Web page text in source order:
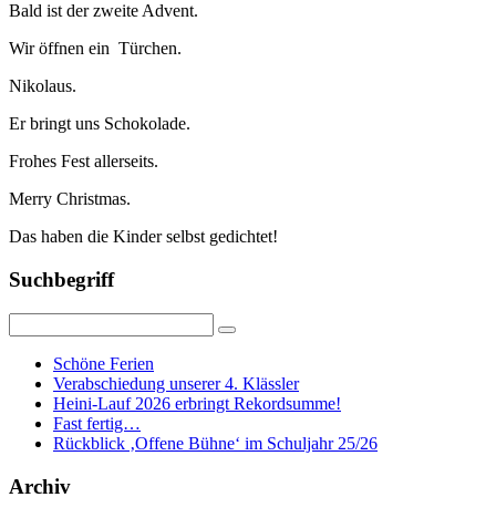
Bald ist der zweite Advent.
Wir öffnen ein Türchen.
Nikolaus.
Er bringt uns Schokolade.
Frohes Fest allerseits.
Merry Christmas.
Das haben die Kinder selbst gedichtet!
Suchbegriff
Schöne Ferien
Verabschiedung unserer 4. Klässler
Heini-Lauf 2026 erbringt Rekordsumme!
Fast fertig…
Rückblick ‚Offene Bühne‘ im Schuljahr 25/26
Archiv